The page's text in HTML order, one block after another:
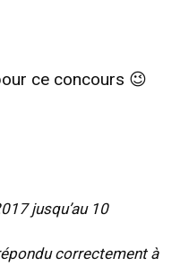
ce concours 😉
jusqu’au 10
correctement à